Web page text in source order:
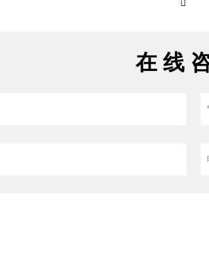

在 线